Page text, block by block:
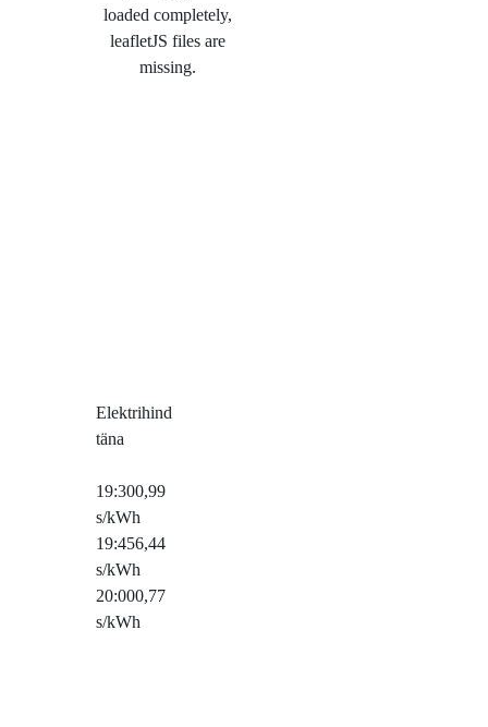
loaded completely,
leafletJS files are
missing.
Elektrihind
täna
19:300,99
s/kWh
19:456,44
s/kWh
20:000,77
s/kWh